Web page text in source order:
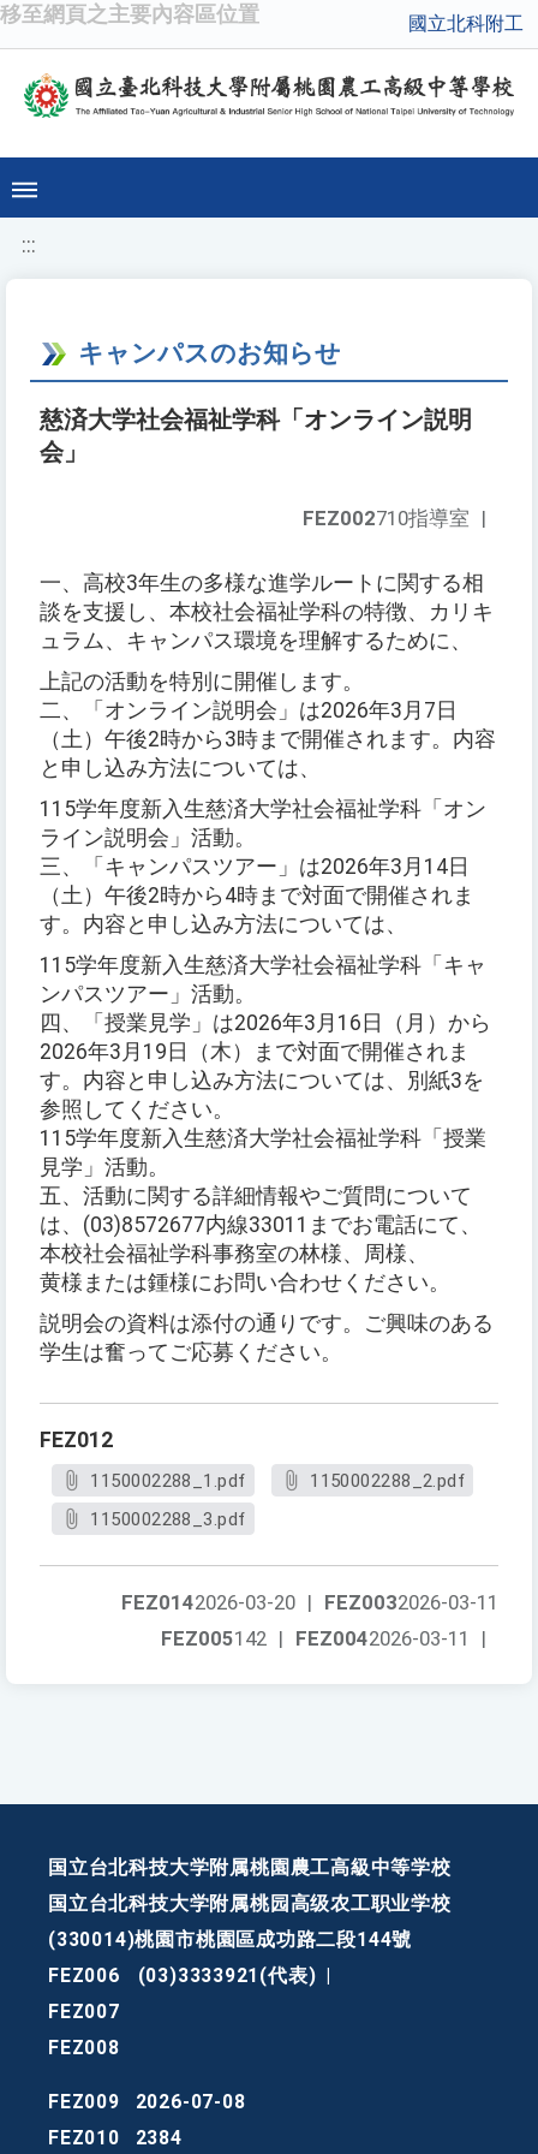
移至網頁之主要內容區位置 國立北科附工
:::
キャンパスのお知らせ
慈済大学社会福祉学科「オンライン説明
会」
FEZ002710指導室 |
一、高校3年生の多様な進学ルートに関する相
談を支援し、本校社会福祉学科の特徴、カリキ
ュラム、キャンパス環境を理解するために、
上記の活動を特別に開催します。
二、「オンライン説明会」は2026年3月7日
（土）午後2時から3時まで開催されます。内容
と申し込み方法については、
115学年度新入生慈済大学社会福祉学科「オン
ライン説明会」活動。
三、「キャンパスツアー」は2026年3月14日
（土）午後2時から4時まで対面で開催されま
す。内容と申し込み方法については、
115学年度新入生慈済大学社会福祉学科「キャ
ンパスツアー」活動。
四、「授業見学」は2026年3月16日（月）から
2026年3月19日（木）まで対面で開催されま
す。内容と申し込み方法については、別紙3を
参照してください。
115学年度新入生慈済大学社会福祉学科「授業
見学」活動。
五、活動に関する詳細情報やご質問について
は、(03)8572677内線33011までお電話にて、
本校社会福祉学科事務室の林様、周様、
黄様または鍾様にお問い合わせください。
説明会の資料は添付の通りです。ご興味のある
学生は奮ってご応募ください。
FEZ012
1150002288_1.pdf
1150002288_2.pdf
1150002288_3.pdf
FEZ0032026-03-11
FEZ0142026-03-20 |
FEZ0042026-03-11 |
FEZ005142 |
国立台北科技大学附属桃園農工高級中等学校
国立台北科技大学附属桃园高级农工职业学校
(330014)桃園市桃園區成功路二段144號
FEZ006
(03)3333921(代表)
FEZ007
FEZ008
FEZ009
2026-07-08
FEZ010
2384